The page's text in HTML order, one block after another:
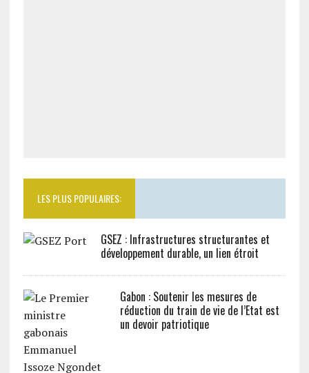
LES PLUS POPULAIRES:
GSEZ : Infrastructures structurantes et
développement durable, un lien étroit
Gabon : Soutenir les mesures de
réduction du train de vie de l’Etat est
un devoir patriotique